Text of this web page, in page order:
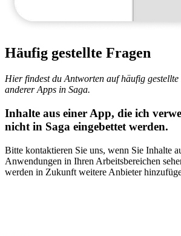
Häufig gestellte Fragen
Hier findest du Antworten auf häufig
anderer Apps in Saga.
Inhalte aus einer App, die ich
nicht in Saga eingebettet werden.
Bitte kontaktieren Sie uns, wenn Sie Inhalte
Anwendungen in Ihren Arbeitsbereichen
werden in Zukunft weitere Anbieter